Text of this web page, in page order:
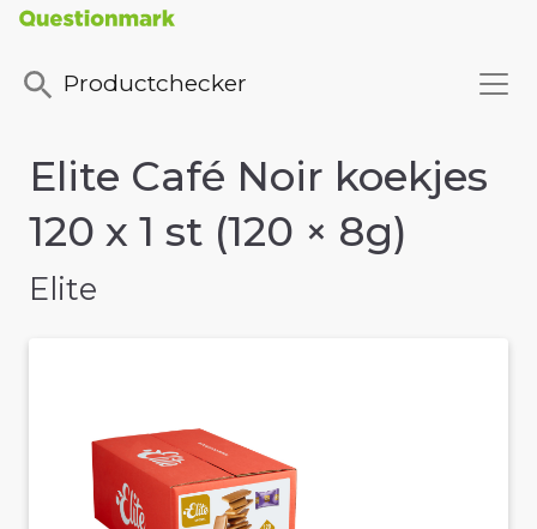
Productchecker
Elite Café Noir koekjes
120 x 1 st (120 × 8g)
Elite